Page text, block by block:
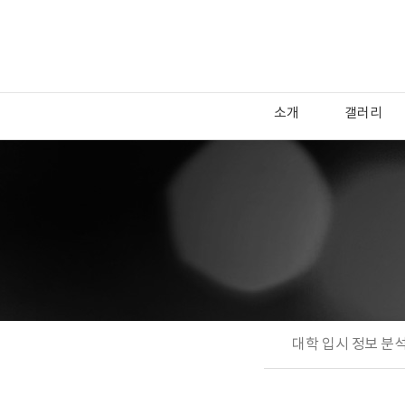
소개 갤러리
대학 입시 정보 분석